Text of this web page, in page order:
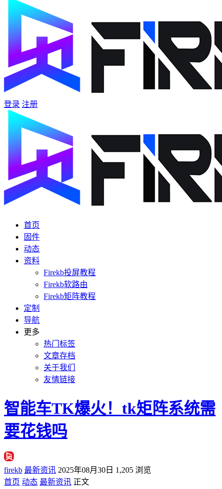
登录 注册
首页
固件
动态
资料
Firekb投屏教程
Firekb软路由
Firekb矩阵教程
定制
导航
更多
热门标签
文章存档
关于我们
友情链接
智能车TK爆火！tk矩阵系统需
要花钱吗
firekb 最新资讯 2025年08月30日 1,205 浏览
首页 动态 最新资讯 正文